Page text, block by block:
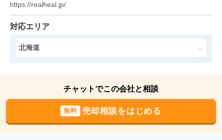
階数:2
2,700 万円
北海道札幌市北区屯田九条十丁目
階数:2階 築年数:26年
https://realheal.jp/
対応エリア
北海道
チャットでこの会社と相談
無料 売却相談をはじめる